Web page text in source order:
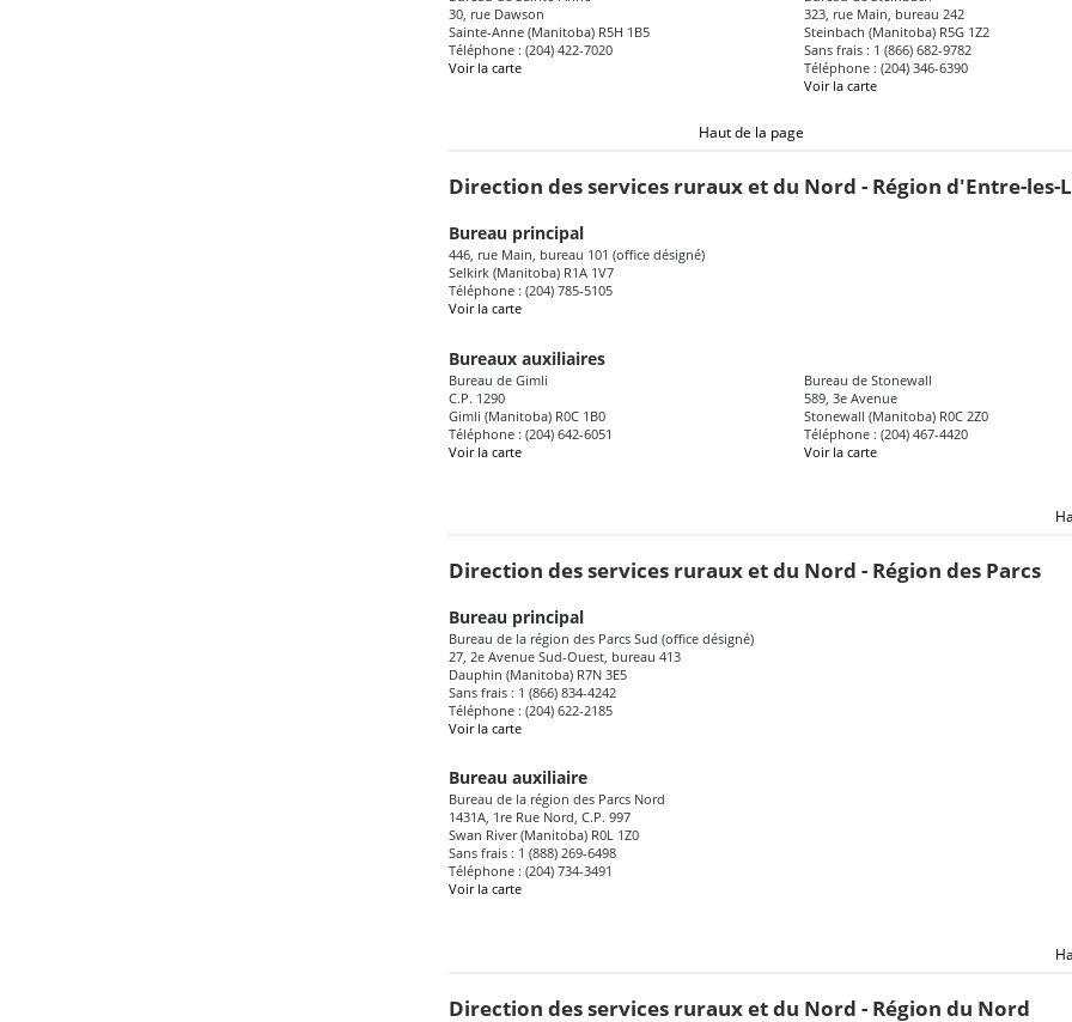
30, rue Dawson
Sainte-Anne (Manitoba) R5H 1B5
Téléphone : (204) 422-7020
Voir la carte
323, rue Main, bureau 242
Steinbach (Manitoba) R5G 1Z2
Sans frais : 1 (866) 682-9782
Téléphone : (204) 346-6390
Voir la carte
Haut de la page
Direction des services ruraux et du Nord - Région d'Entre-les-
Bureau principal
446, rue Main, bureau 101 (office désigné)
Selkirk (Manitoba) R1A 1V7
Téléphone : (204) 785-5105
Voir la carte
Bureaux auxiliaires
Bureau de Gimli
C.P. 1290
Gimli (Manitoba) R0C 1B0
Téléphone : (204) 642-6051
Voir la carte
Bureau de Stonewall
589, 3e Avenue
Stonewall (Manitoba) R0C 2Z0
Téléphone : (204) 467-4420
Voir la carte
Direction des services ruraux et du Nord - Région des Parcs
Bureau principal
Bureau de la région des Parcs Sud (office désigné)
27, 2e Avenue Sud-Ouest, bureau 413
Dauphin (Manitoba) R7N 3E5
Sans frais : 1 (866) 834-4242
Téléphone : (204) 622-2185
Voir la carte
Bureau auxiliaire
Bureau de la région des Parcs Nord
1431A, 1re Rue Nord, C.P. 997
Swan River (Manitoba) R0L 1Z0
Sans frais : 1 (888) 269-6498
Téléphone : (204) 734-3491
Voir la carte
Direction des services ruraux et du Nord - Région du Nord